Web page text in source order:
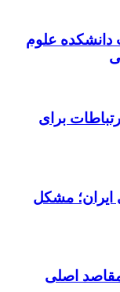
دانشکده علوم
برای
ایران؛ مشکل
اصلی